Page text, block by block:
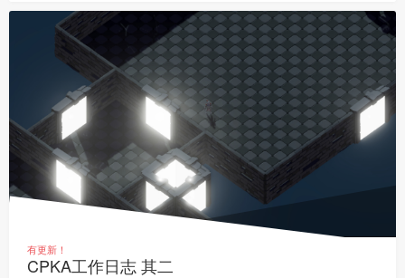
有更新！
CPKA工作日志 其二